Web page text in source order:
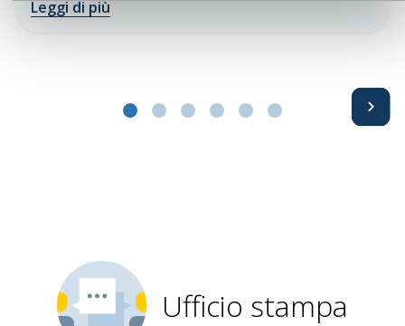
Leggi di più
Avanti
Ufficio stampa